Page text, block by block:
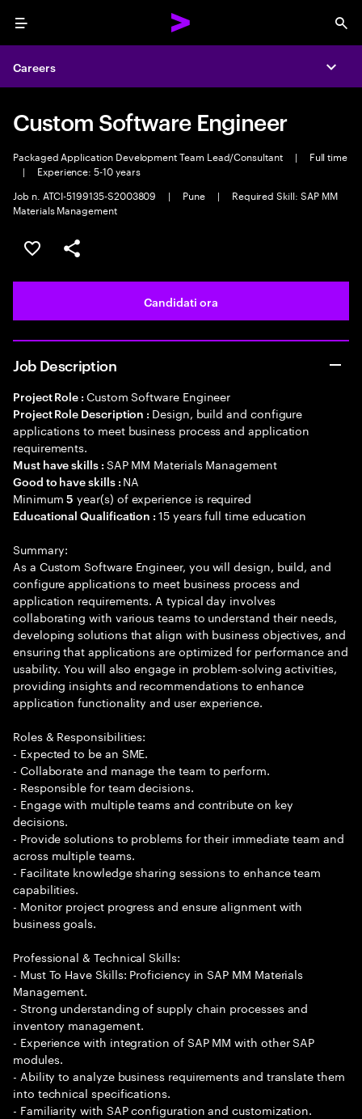
Menu
Careers
Custom Software Engineer
Packaged Application Development Team Lead/Consultant |
Full time
|
Experience: 5-10 years
Job n. ATCI-5199135-S2003809
| Pune |
Required Skill: SAP MM
Materials Management
Salva l'annuncio
Condividi l'annuncio
Candidati ora
Job Description
Project Role : Custom Software Engineer
Project Role Description : Design, build and configure
applications to meet business process and application
requirements.
Must have skills : SAP MM Materials Management
Good to have skills : NA
Minimum5 year(s) of experience is required
Educational Qualification :15 years full time education
Summary:
As a Custom Software Engineer, you will design, build, and
configure applications to meet business process and
application requirements. A typical day involves
collaborating with various teams to understand their needs,
developing solutions that align with business objectives, and
ensuring that applications are optimized for performance and
usability. You will also engage in problem-solving activities,
providing insights and recommendations to enhance
application functionality and user experience.
Roles & Responsibilities:
- Expected to be an SME.
- Collaborate and manage the team to perform.
- Responsible for team decisions.
- Engage with multiple teams and contribute on key
decisions.
- Provide solutions to problems for their immediate team and
across multiple teams.
- Facilitate knowledge sharing sessions to enhance team
capabilities.
- Monitor project progress and ensure alignment with
business goals.
Professional & Technical Skills:
- Must To Have Skills: Proficiency in SAP MM Materials
Management.
- Strong understanding of supply chain processes and
inventory management.
- Experience with integration of SAP MM with other SAP
modules.
- Ability to analyze business requirements and translate them
into technical specifications.
- Familiarity with SAP configuration and customization.